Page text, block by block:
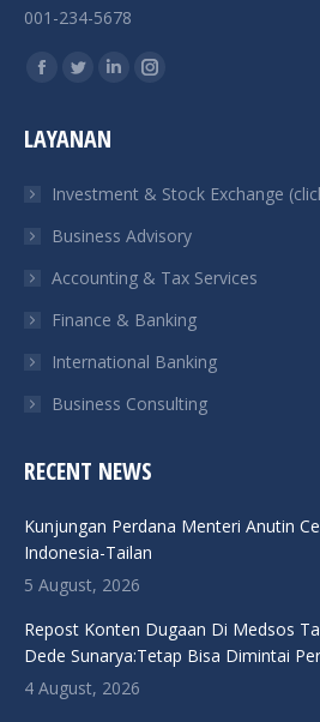
001-234-5678
Find us on:
Facebook
opens
new
window
Twitter
opens
new
window
Linkedin
new
window
Instagram
new
window
LAYANAN
Investment & Stock Exchange
Business Advisory
Accounting & Tax Services
Finance & Banking
International Banking
Business Consulting
RECENT NEWS
Kunjungan Perdana Menteri Anutin
Indonesia-Tailan
5 August, 2026
Repost Konten Dugaan Di Medsos
Dede Sunarya:Tetap Bisa Dimintai
4 August, 2026